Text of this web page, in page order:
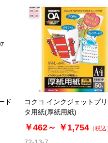
ド
コクヨ インクジェットプ
タ用紙(厚紙用紙)
￥462～ ￥1,754 （税込